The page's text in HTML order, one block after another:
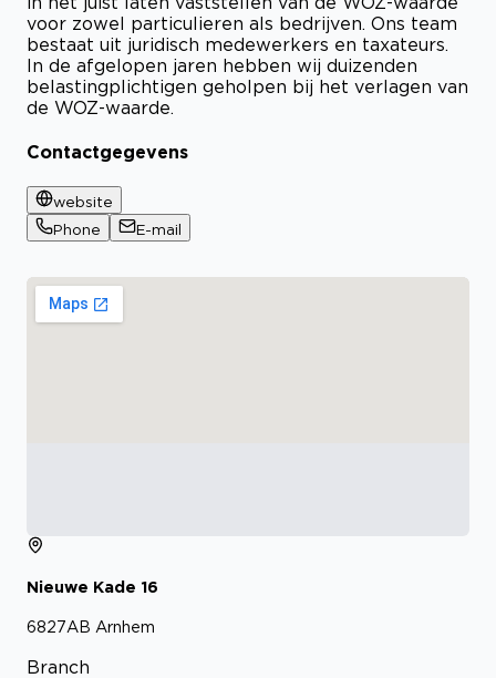
voor zowel particulieren als bedrijven. Ons team
bestaat uit juridisch medewerkers en taxateurs.
In de afgelopen jaren hebben wij duizenden
belastingplichtigen geholpen bij het verlagen van
de WOZ-waarde.
Contactgegevens
website
Phone
E-mail
Nieuwe Kade 16
6827AB Arnhem
Branch